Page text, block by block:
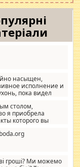
насыщен,
исполнение и
пока видел
и что главное -
удорожающих
столом,
я приобрела
которого вы
гроші? Ми можемо